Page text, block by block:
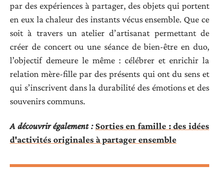
par des expériences à partager, des objets qui portent
en eux la chaleur des instants vécus ensemble. Que ce
soit à travers un atelier d’artisanat permettant de
créer de concert ou une séance de bien-être en duo,
l’objectif demeure le même : célébrer et enrichir la
relation mère-fille par des présents qui ont du sens et
qui s’inscrivent dans la durabilité des émotions et des
souvenirs communs.
A découvrir également : Sorties en famille : des idées
d'activités originales à partager ensemble